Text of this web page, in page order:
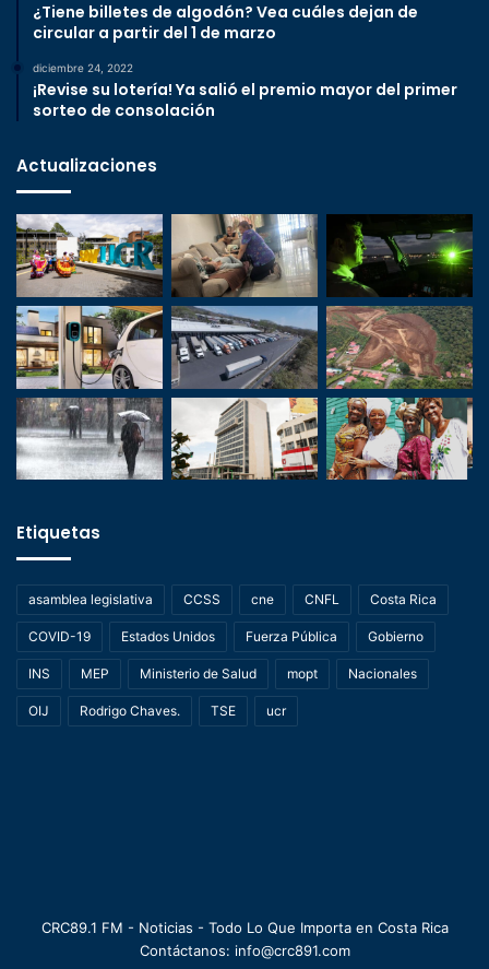
¿Tiene billetes de algodón? Vea cuáles dejan de
circular a partir del 1 de marzo
diciembre 24, 2022
¡Revise su lotería! Ya salió el premio mayor del primer
sorteo de consolación
Actualizaciones
Etiquetas
asamblea legislativa CCSS cne CNFL Costa Rica
COVID-19 Estados Unidos Fuerza Pública Gobierno
INS MEP Ministerio de Salud mopt Nacionales
OIJ Rodrigo Chaves. TSE ucr
CRC89.1 FM - Noticias - Todo Lo Que Importa en Costa Rica
Contáctanos: info@crc891.com